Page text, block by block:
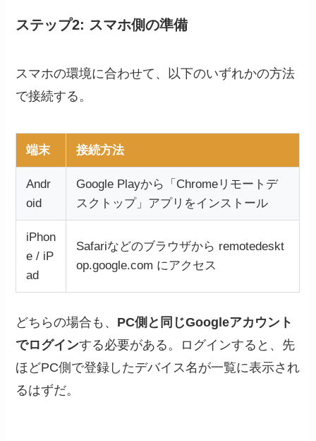
ステップ2: スマホ側の準備
スマホの環境に合わせて、以下のいずれかの方法
で接続する。
端末 接続方法
Andr
oid
Google Playから「Chromeリモートデ
スクトップ」アプリをインストール
iPhon
e / iP
ad
Safariなどのブラウザから remotedeskt
op.google.com にアクセス
どちらの場合も、 PC側と同じGoogleアカウント
でログインする必要がある。ログインすると、先
ほどPC側で登録したデバイス名が一覧に表示され
るはずだ。